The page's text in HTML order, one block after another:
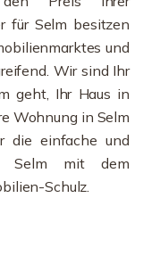
für Selm besitzen
und
Wir sind Ihr
geht, Ihr Haus in
Wohnung in Selm
die einfache und
Selm mit dem
Schulz.